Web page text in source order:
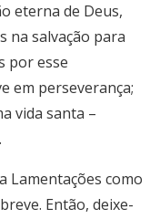
eterna de Deus,
na salvação para
por esse
em perseverança;
vida santa –
Lamentações como
Então, deixe-